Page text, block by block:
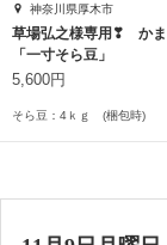
神奈川県厚木市
草場弘之様専用❣ かま
「一寸そら豆」
5,600円
そら豆：4ｋｇ (梱包時)